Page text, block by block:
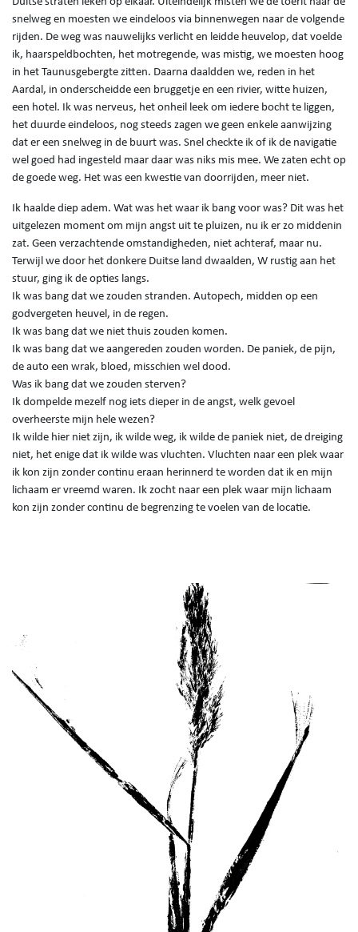
snelweg en moesten we eindeloos via binnenwegen naar de volgende
rijden. De weg was nauwelijks verlicht en leidde heuvelop, dat voelde
ik, haarspeldbochten, het motregende, was mistig, we moesten hoog
in het Taunusgebergte zitten. Daarna daaldden we, reden in het
Aardal, in onderscheidde een bruggetje en een rivier, witte huizen,
een hotel. Ik was nerveus, het onheil leek om iedere bocht te liggen,
het duurde eindeloos, nog steeds zagen we geen enkele aanwijzing
dat er een snelweg in de buurt was. Snel checkte ik of ik de navigatie
wel goed had ingesteld maar daar was niks mis mee. We zaten echt op
de goede weg. Het was een kwestie van doorrijden, meer niet.
Ik haalde diep adem. Wat was het waar ik bang voor was? Dit was het
uitgelezen moment om mijn angst uit te pluizen, nu ik er zo middenin
zat. Geen verzachtende omstandigheden, niet achteraf, maar nu.
Terwijl we door het donkere Duitse land dwaalden, W rustig aan het
stuur, ging ik de opties langs.
Ik was bang dat we zouden stranden. Autopech, midden op een
godvergeten heuvel, in de regen.
Ik was bang dat we niet thuis zouden komen.
Ik was bang dat we aangereden zouden worden. De paniek, de pijn,
de auto een wrak, bloed, misschien wel dood.
Was ik bang dat we zouden sterven?
Ik dompelde mezelf nog iets dieper in de angst, welk gevoel
overheerste mijn hele wezen?
Ik wilde hier niet zijn, ik wilde weg, ik wilde de paniek niet, de dreiging
niet, het enige dat ik wilde was vluchten. Vluchten naar een plek waar
ik kon zijn zonder continu eraan herinnerd te worden dat ik en mijn
lichaam er vreemd waren. Ik zocht naar een plek waar mijn lichaam
kon zijn zonder continu de begrenzing te voelen van de locatie.